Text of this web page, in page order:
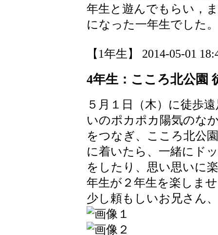
年生と遊んでもらい，
になった一年生でした。
【1年生】 2014-05-01
4年生：こころ北公園
５月１日（木）に徒歩
いのポカポカ陽気のな
をつなぎ、こころ北公
に着いたら、一緒にド
をしたり、思い思いに
年生が２年生を楽しま
少し頼もしいお兄さん